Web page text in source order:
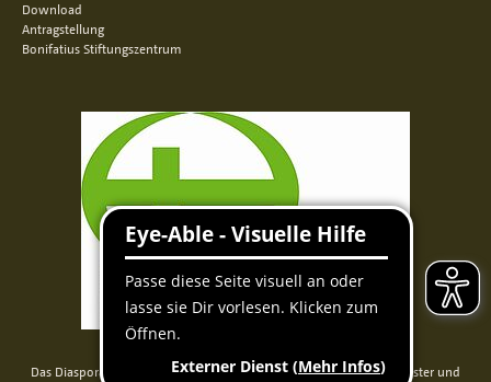
Download
Antragstellung
Bonifatius Stiftungszentrum
Das Diaspora-Kommissariat der deutschen Bischöfe unterstützt Priester und